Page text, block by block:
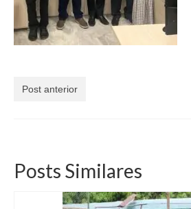
Post anterior
Posts Similares